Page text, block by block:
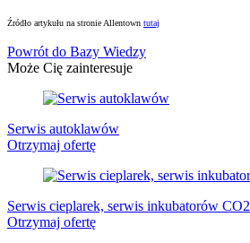
Źródło artykułu na stronie Allentown tutaj
Powrót do Bazy Wiedzy
Może Cię zainteresuje
Serwis autoklawów
Otrzymaj ofertę
Serwis cieplarek, serwis inkubatorów CO2
Otrzymaj ofertę